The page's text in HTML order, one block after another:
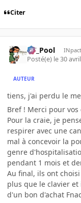
Citer
DT_Pool
Posté(e) le 30
AUTEUR
tiens, j'ai perdu le
Bref ! Merci pour vos
Pour la craie, je
respirer avec une
mal à concevoir la
genre
pendant 1 mois et
Au final, ils ont
plus que le clavier
d'un bon d'achat